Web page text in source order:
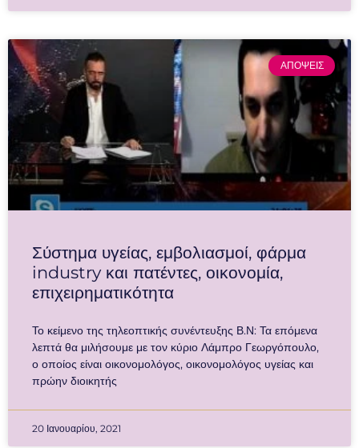
ΑΠΟΨΕΙΣ
Σύστημα υγείας, εμβολιασμοί, φάρμα
industry και πατέντες, οικονομία,
επιχειρηματικότητα
Το κείμενο της τηλεοπτικής συνέντευξης Β.Ν: Τα επόμενα
λεπτά θα μιλήσουμε με τον κύριο Λάμπρο Γεωργόπουλο,
ο οποίος είναι οικονομολόγος, οικονομολόγος υγείας και
πρώην διοικητής
20 Ιανουαρίου, 2021